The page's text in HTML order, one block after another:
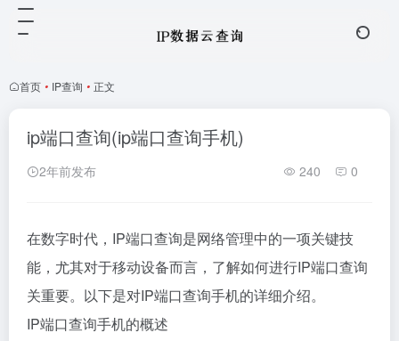
首页 • IP查询 • 正文
ip端口查询(ip端口查询手机)
2年前发布 240 0
在数字时代，IP端口查询是网络管理中的一项关键技
能，尤其对于移动设备而言，了解如何进行IP端口查询
关重要。以下是对IP端口查询手机的详细介绍。
IP端口查询手机的概述